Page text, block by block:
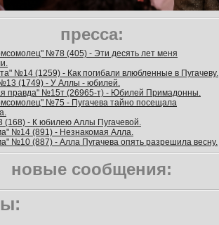
пресса:
№78 (405) - Эти десять лет меня
№14 (1259) - Как погибали влюбленные в Пугачеву.
(1749) - У Аллы - юбилей.
правда" №15т (26965-т) - Юбилей Примадонны.
№75 - Пугачева тайно посещала
(168) - К юбилею Аллы Пугачевой.
№14 (891) - Незнакомая Алла.
№10 (887) - Алла Пугачева опять разрешила весну.
новые сообщения: